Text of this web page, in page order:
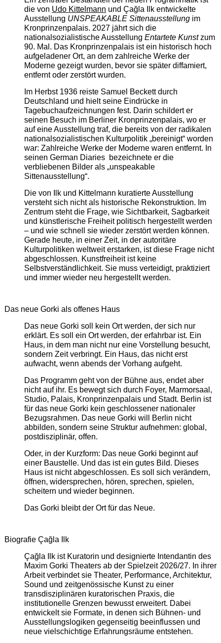
die von Udo Kittelmann und Çağla Ilk entwickelte
Ausstellung UNSPEAKABLE Sittenausstellungim
Kronprinzenpalais. 2027 jährt sich die
nationalsozialistische Ausstellung Entartete Kunstzum
90. Mal. Das Kronprinzenpalais ist ein historisch hoch
aufgeladener Ort, an dem zahlreiche Werke der
Moderne gezeigt wurden, bevor sie später diffamiert,
entfernt oder zerstört wurden.
Im Herbst 1936 reiste Samuel Beckett durch
Deutschland und hielt seine Eindrücke in
Tagebuchaufzeichnungen fest. Darin schildert er
seinen Besuch im Berliner Kronprinzenpalais, wo er
auf eine Ausstellung traf, die bereits von der radikalen
nationalsozialistischen Kulturpolitik „bereinigt“ worden
war: Zahlreiche Werke der Moderne waren entfernt. In
seinen German Diaries bezeichnete er die
verbliebenen Bilder als „unspeakable
Sittenausstellung“.
Die von Ilk und Kittelmann kuratierte Ausstellung
versteht sich nicht als historische Rekonstruktion. Im
Zentrum steht die Frage, wie Sichtbarkeit, Sagbarkeit
und künstlerische Freiheit politisch hergestellt werden
– und wie schnell sie wieder zerstört werden können.
Gerade heute, in einer Zeit, in der autoritäre
Kulturpolitiken weltweit erstarken, ist diese Frage nicht
abgeschlossen. Kunstfreiheit ist keine
Selbstverständlichkeit. Sie muss verteidigt, praktiziert
und immer wieder neu hergestellt werden.
Das neue Gorki als offenes Haus
Das neue Gorki soll kein Ort werden, der sich nur
erklärt. Es soll ein Ort werden, der erfahrbar ist. Ein
Haus, in dem man nicht nur eine Vorstellung besucht,
sondern Zeit verbringt. Ein Haus, das nicht erst
aufwacht, wenn abends der Vorhang aufgeht.
Das Programm geht von der Bühne aus, endet aber
nicht auf ihr. Es bewegt sich durch Foyer, Marmorsaal,
Studio, Palais, Kronprinzenpalais und Stadt. Berlin ist
für das neue Gorki kein geschlossener nationaler
Bezugsrahmen. Das neue Gorki will Berlin nicht
abbilden, sondern seine Struktur aufnehmen: global,
postdisziplinär, offen.
Oder, in der Kurzform: Das neue Gorki beginnt auf
einer Baustelle. Und das ist ein gutes Bild. Dieses
Haus ist nicht abgeschlossen. Es soll sich verändern,
öffnen, widersprechen, hören, sprechen, spielen,
scheitern und wieder beginnen.
Das Gorki bleibt der Ort für das Neue.
Biografie Çağla Ilk
Çağla Ilk ist Kuratorin und designierte Intendantin des
Maxim Gorki Theaters ab der Spielzeit 2026/27. In ihrer
Arbeit verbindet sie Theater, Performance, Architektur,
Sound und zeitgenössische Kunst zu einer
transdisziplinären kuratorischen Praxis, die
institutionelle Grenzen bewusst erweitert. Dabei
entwickelt sie Formate, in denen sich Bühnen- und
Ausstellungslogiken gegenseitig beeinflussen und
neue vielschichtige Erfahrungsräume entstehen.